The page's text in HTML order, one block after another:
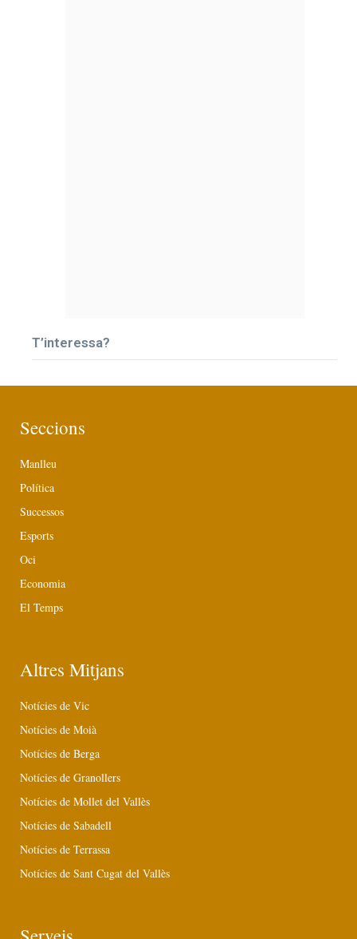
T’interessa?
Seccions
Manlleu
Política
Successos
Esports
Oci
Economia
El Temps
Altres Mitjans
Notícies de Vic
Notícies de Moià
Notícies de Berga
Notícies de Granollers
Notícies de Mollet del Vallès
Notícies de Sabadell
Notícies de Terrassa
Notícies de Sant Cugat del Vallès